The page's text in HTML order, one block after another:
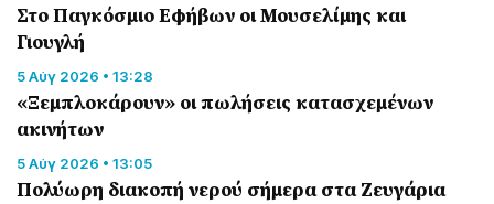
Στο Παγκόσμιο Εφήβων οι Μουσελίμης και
Γιουγλή
5 Αύγ 2026 • 13:28
«Ξεμπλοκάρουν» οι πωλήσεις κατασχεμένων
ακινήτων
5 Αύγ 2026 • 13:05
Πολύωρη διακοπή νερού σήμερα στα Ζευγάρια